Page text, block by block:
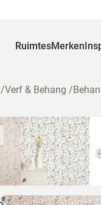
RuimtesMerken
/Verf & Behang /